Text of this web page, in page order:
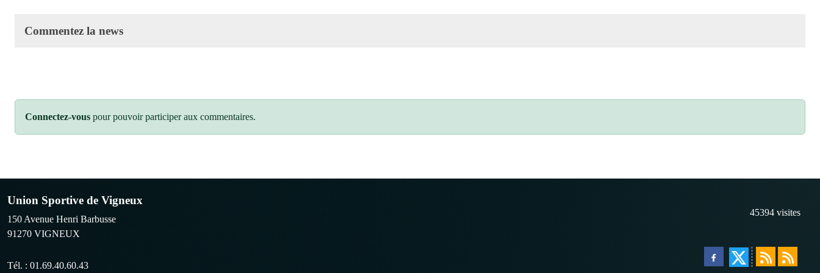
Commentez la news
Connectez-vous pour pouvoir participer aux commentaires.
Union Sportive de Vigneux
150 Avenue Henri Barbusse
91270 VIGNEUX
Tél. : 01.69.40.60.43
45394 visites